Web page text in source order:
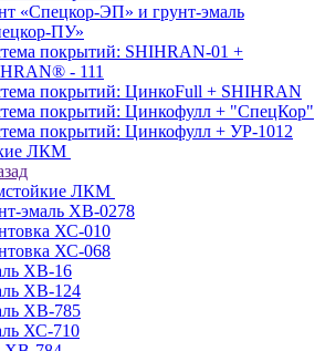
«Спецкор-ЭП» и грунт-эмаль
ПУ»
покрытий: SHIHRAN-01 +
- 111
покрытий: ЦинкоFull + SHIHRAN
покрытий: Цинкофулл + "СпецКор"
покрытий: Цинкофулл + УР-1012
ЛКМ
ЛКМ
эмаль ХВ-0278
ХС-010
ХС-068
ХВ-16
ХВ-124
ХВ-785
ХС-710